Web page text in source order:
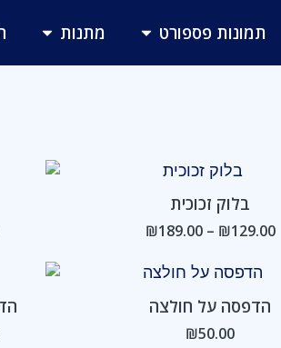
תמונות פספורט פתח תמונות פספורט
מתנות פתח
בלוק זכוכית
₪129.00
–
₪189.00
הדפסה על חולצה
₪50.00